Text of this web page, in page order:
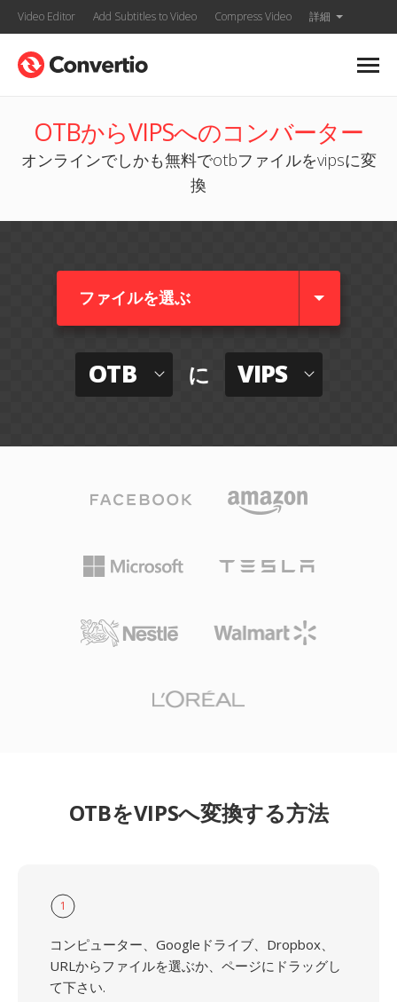
Video Editor Add Subtitles to Video Compress Video 詳細
OTBからVIPSへのコンバーター
オンラインでしかも無料でotbファイルをvipsに変
換
ファイルを選ぶ
OTB に VIPS
OTBをVIPSへ変換する方法
1
コンピューター、Googleドライブ、Dropbox、
URLからファイルを選ぶか、ページにドラッグし
て下さい.